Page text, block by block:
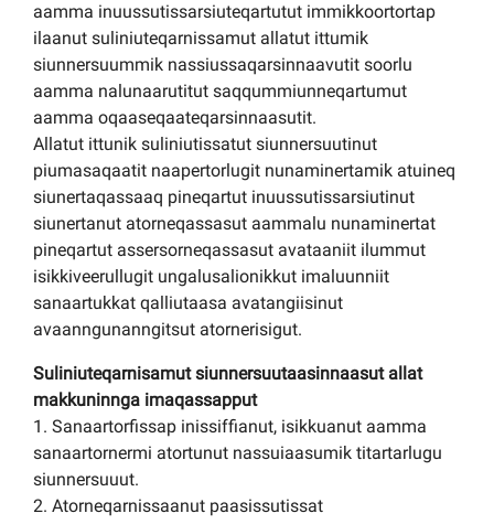
aamma inuussutissarsiuteqartutut immikkoortortap
ilaanut suliniuteqarnissamut allatut ittumik
siunnersuummik nassiussaqarsinnaavutit soorlu
aamma nalunaarutitut saqqummiunneqartumut
aamma oqaaseqaateqarsinnaasutit.
Allatut ittunik suliniutissatut siunnersuutinut
piumasaqaatit naapertorlugit nunaminertamik atuineq
siunertaqassaaq pineqartut inuussutissarsiutinut
siunertanut atorneqassasut aammalu nunaminertat
pineqartut assersorneqassasut avataaniit ilummut
isikkiveerullugit ungalusalionikkut imaluunniit
sanaartukkat qalliutaasa avatangiisinut
avaanngunanngitsut atornerisigut.
Suliniuteqarnisamut siunnersuutaasinnaasut allat
makkuninnga imaqassapput
1. Sanaartorfissap inissiffianut, isikkuanut aamma
sanaartornermi atortunut nassuiaasumik titartarlugu
siunnersuuut.
2. Atorneqarnissaanut paasissutissat